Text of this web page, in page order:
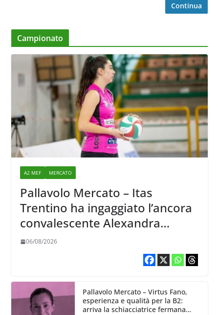
Continua
Campionato
A2 MEF MERCATO
Pallavolo Mercato – Itas
Trentino ha ingaggiato l’ancora
convalescente Alexandra
Ravarini
06/08/2026
Pallavolo Mercato – Virtus Fano,
esperienza e qualità per la B2:
arriva la schiacciatrice fermana